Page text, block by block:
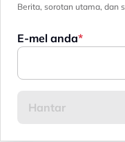
Berita, sorotan utama, dan
E-mel anda